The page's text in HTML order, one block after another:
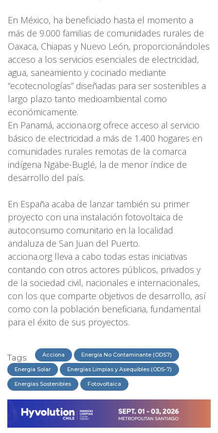
En México, ha beneficiado hasta el momento a
más de 9.000 familias de comunidades rurales de
Oaxaca, Chiapas y Nuevo León, proporcionándoles
acceso a los servicios esenciales de electricidad,
agua, saneamiento y cocinado mediante
“ecotecnologías” diseñadas para ser sostenibles a
largo plazo tanto medioambiental como
económicamente.
En Panamá, acciona.org ofrece acceso al servicio
básico de electricidad a más de 1.400 hogares en
comunidades rurales remotas de la comarca
indígena Ngäbe-Buglé, la de menor índice de
desarrollo del país.
En España acaba de lanzar también su primer
proyecto con una instalación fotovoltaica de
autoconsumo comunitario en la localidad
andaluza de San Juan del Puerto.
acciona.org lleva a cabo todas estas iniciativas
contando con otros actores públicos, privados y
de la sociedad civil, nacionales e internacionales,
con los que comparte objetivos de desarrollo, así
como con la población beneficiaria, fundamental
para el éxito de sus proyectos.
Tags: Acciona Energía No Contaminante (ODS7)
Energía Solar Energías Limpias y Asequibles (ODS-7)
Energías Sostenibles Fotovoltaica